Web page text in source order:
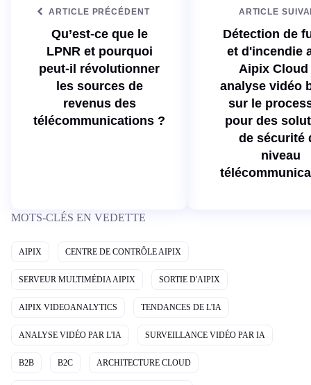
ARTICLE PRÉCÉDENT
Qu’est-ce que le
LPNR et pourquoi
peut-il révolutionner
les sources de
revenus des
télécommunications ?
ARTICLE
Détection de
et d'incendie
Aipix Cloud
analyse vidéo
sur le
pour des
de sécurité
niveau
MOTS-CLÉS EN VEDETTE
AIPIX CENTRE DE CONTRÔLE AIPIX
SERVEUR MULTIMÉDIA AIPIX SORTIE D'AIPIX
AIPIX VIDEOANALYTICS TENDANCES DE L'IA
ANALYSE VIDÉO PAR L'IA SURVEILLANCE VIDÉO PAR IA
B2B B2C ARCHITECTURE CLOUD